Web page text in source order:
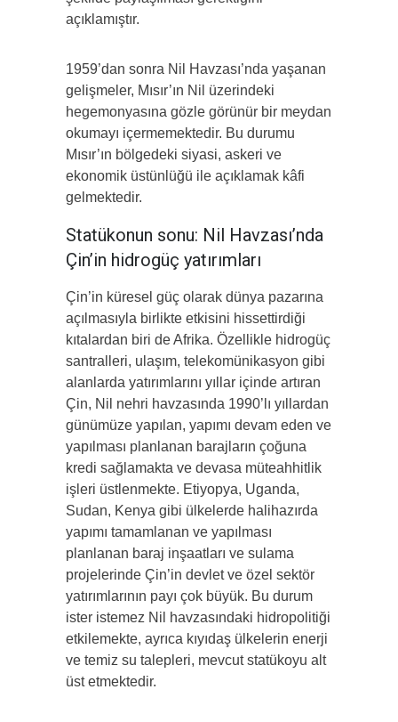
açıklamıştır.
1959’dan sonra Nil Havzası’nda yaşanan
gelişmeler, Mısır’ın Nil üzerindeki
hegemonyasına gözle görünür bir meydan
okumayı içermemektedir. Bu durumu
Mısır’ın bölgedeki siyasi, askeri ve
ekonomik üstünlüğü ile açıklamak kâfi
gelmektedir.
Statükonun sonu: Nil Havzası’nda
Çin’in hidrogüç yatırımları
Çin’in küresel güç olarak dünya pazarına
açılmasıyla birlikte etkisini hissettirdiği
kıtalardan biri de Afrika. Özellikle hidrogüç
santralleri, ulaşım, telekomünikasyon gibi
alanlarda yatırımlarını yıllar içinde artıran
Çin, Nil nehri havzasında 1990’lı yıllardan
günümüze yapılan, yapımı devam eden ve
yapılması planlanan barajların çoğuna
kredi sağlamakta ve devasa müteahhitlik
işleri üstlenmekte. Etiyopya, Uganda,
Sudan, Kenya gibi ülkelerde halihazırda
yapımı tamamlanan ve yapılması
planlanan baraj inşaatları ve sulama
projelerinde Çin’in devlet ve özel sektör
yatırımlarının payı çok büyük. Bu durum
ister istemez Nil havzasındaki hidropolitiği
etkilemekte, ayrıca kıyıdaş ülkelerin enerji
ve temiz su talepleri, mevcut statükoyu alt
üst etmektedir.